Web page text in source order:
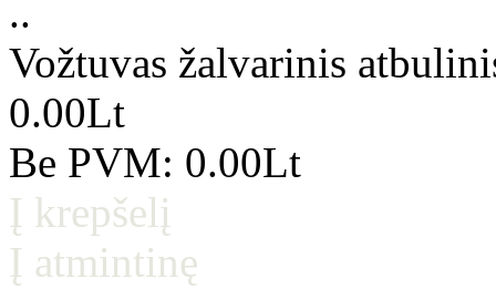
..
Vožtuvas žalvarinis
0.00Lt
Be PVM: 0.00Lt
Į krepšelį
Į atmintinę